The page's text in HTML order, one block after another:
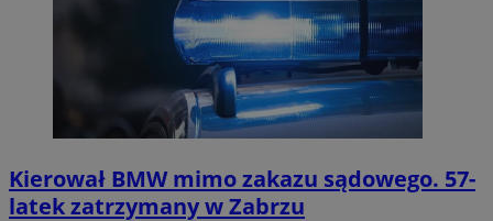
Kierował BMW mimo zakazu sądowego. 57-
latek zatrzymany w Zabrzu